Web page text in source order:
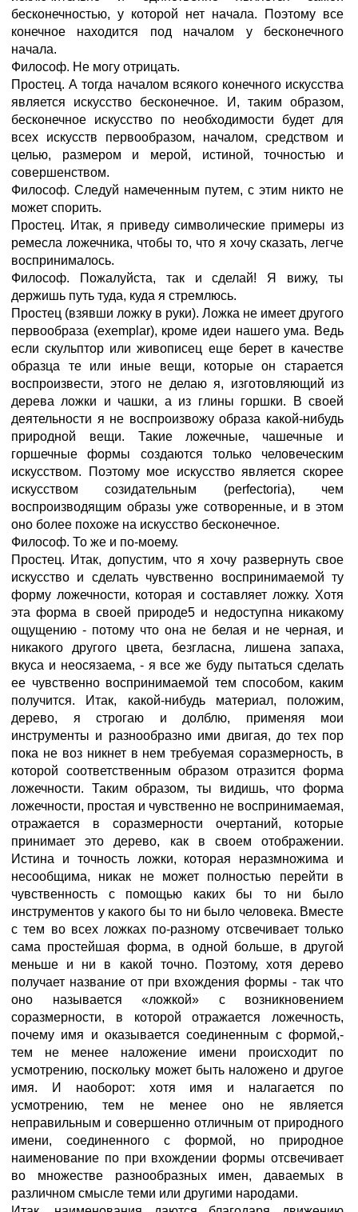
бесконечностью, у которой нет начала. Поэтому все
конечное находится под началом у бесконечного
начала.
Философ. Не могу отрицать.
Простец. А тогда началом всякого конечного искусства
является искусство бесконечное. И, таким образом,
бесконечное искусство по необходимости будет для
всех искусств первообразом, началом, средством и
целью, размером и мерой, истиной, точностью и
совершенством.
Философ. Следуй намеченным путем, с этим никто не
может спорить.
Простец. Итак, я приведу символические примеры из
ремесла ложечника, чтобы то, что я хочу сказать, легче
воспринималось.
Философ. Пожалуйста, так и сделай! Я вижу, ты
держишь путь туда, куда я стремлюсь.
Простец (взявши ложку в руки). Ложка не имеет другого
первообраза (exemplar), кроме идеи нашего ума. Ведь
если скульптор или живописец еще берет в качестве
образца те или иные вещи, которые он старается
воспроизвести, этого не делаю я, изготовляющий из
дерева ложки и чашки, а из глины горшки. В своей
деятельности я не воспроизвожу образа какой-нибудь
природной вещи. Такие ложечные, чашечные и
горшечные формы создаются только человеческим
искусством. Поэтому мое искусство является скорее
искусством созидательным (perfectoria), чем
воспроизводящим образы уже сотворенные, и в этом
оно более похоже на искусство бесконечное.
Философ. То же и по-моему.
Простец. Итак, допустим, что я хочу развернуть свое
искусство и сделать чувственно воспринимаемой ту
форму ложечности, которая и составляет ложку. Хотя
эта форма в своей природе5 и недоступна никакому
ощущению - потому что она не белая и не черная, и
никакого другого цвета, безгласна, лишена запаха,
вкуса и неосязаема, - я все же буду пытаться сделать
ее чувственно воспринимаемой тем способом, каким
получится. Итак, какой-нибудь материал, положим,
дерево, я строгаю и долблю, применяя мои
инструменты и разнообразно ими двигая, до тех пор
пока не воз никнет в нем требуемая соразмерность, в
которой соответственным образом отразится форма
ложечности. Таким образом, ты видишь, что форма
ложечности, простая и чувственно не воспринимаемая,
отражается в соразмерности очертаний, которые
принимает это дерево, как в своем отображении.
Истина и точность ложки, которая неразмножима и
несообщима, никак не может полностью перейти в
чувственность с помощью каких бы то ни было
инструментов у какого бы то ни было человека. Вместе
с тем во всех ложках по-разному отсвечивает только
сама простейшая форма, в одной больше, в другой
меньше и ни в какой точно. Поэтому, хотя дерево
получает название от при вхождения формы - так что
оно называется «ложкой» с возникновением
соразмерности, в которой отражается ложечность,
почему имя и оказывается соединенным с формой,-
тем не менее наложение имени происходит по
усмотрению, поскольку может быть наложено и другое
имя. И наоборот: хотя имя и налагается по
усмотрению, тем не менее оно не является
неправильным и совершенно отличным от природного
имени, соединенного с формой, но природное
наименование по при вхождении формы отсвечивает
во множестве разнообразных имен, даваемых в
различном смысле теми или другими народами.